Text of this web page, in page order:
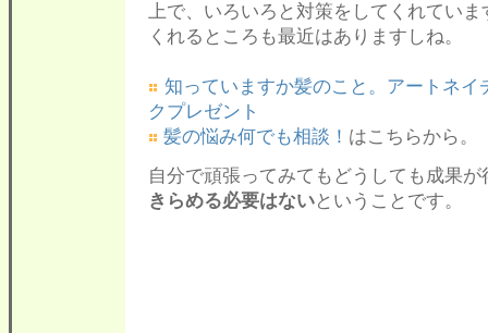
上で、いろいろと対策をしてくれてい
くれるところも最近はありますしね。
知っていますか髪のこと。アートネイ
クプレゼント
髪の悩み何でも相談！ はこちらから。
自分で頑張ってみてもどうしても成果
きらめる必要はないということです。